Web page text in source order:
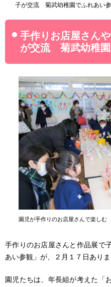
アクセス
情報公開
学園ニュース
オープンキャンパス・行事
子が交流 菊武幼稚園でふれあい
手作りお店屋さん
が交流 菊武幼稚園
園児が手作りのお店屋さんで楽しむ
手作りのお店屋さんと作品展で
あい参観」が、２月１７日ありま
園児たちは、年長組が考えた「